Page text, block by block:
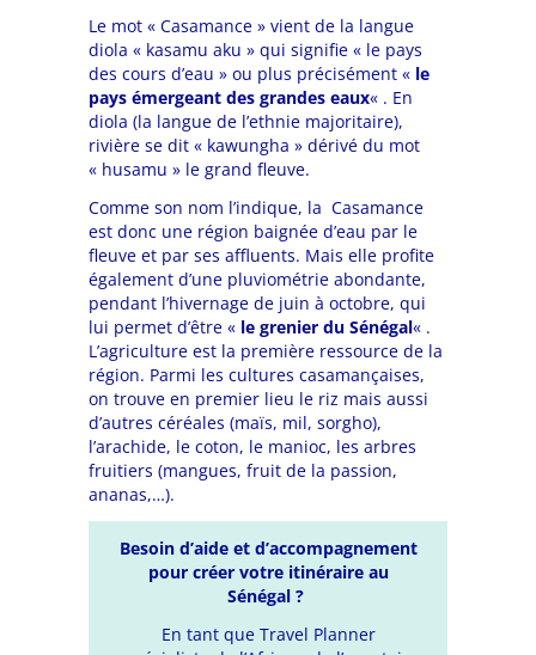
Le mot « Casamance » vient de la langue
diola « kasamu aku » qui signifie « le pays
des cours d’eau » ou plus précisément « le
pays émergeant des grandes eaux« . En
diola (la langue de l’ethnie majoritaire),
rivière se dit « kawungha » dérivé du mot
« husamu » le grand fleuve.
Comme son nom l’indique, la Casamance
est donc une région baignée d’eau par le
fleuve et par ses affluents. Mais elle profite
également d’une pluviométrie abondante,
pendant l’hivernage de juin à octobre, qui
lui permet d’être « le grenier du Sénégal« .
L’agriculture est la première ressource de la
région. Parmi les cultures casamançaises,
on trouve en premier lieu le riz mais aussi
d’autres céréales (maïs, mil, sorgho),
l’arachide, le coton, le manioc, les arbres
fruitiers (mangues, fruit de la passion,
ananas,…).
Besoin d’aide et d’accompagnement
pour créer votre itinéraire au
Sénégal ?
En tant que Travel Planner